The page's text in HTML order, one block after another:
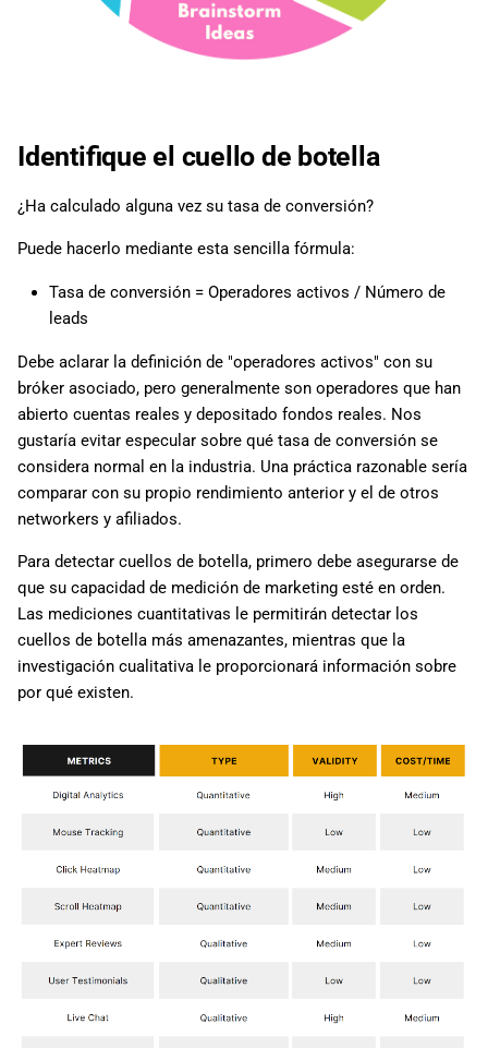
Identifique el cuello de botella
¿Ha calculado alguna vez su tasa de conversión?
Puede hacerlo mediante esta sencilla fórmula:
Tasa de conversión = Operadores activos / Número de
leads
Debe aclarar la definición de "operadores activos" con su
bróker asociado, pero generalmente son operadores que han
abierto cuentas reales y depositado fondos reales. Nos
gustaría evitar especular sobre qué tasa de conversión se
considera normal en la industria. Una práctica razonable sería
comparar con su propio rendimiento anterior y el de otros
networkers y afiliados.
Para detectar cuellos de botella, primero debe asegurarse de
que su capacidad de medición de marketing esté en orden.
Las mediciones cuantitativas le permitirán detectar los
cuellos de botella más amenazantes, mientras que la
investigación cualitativa le proporcionará información sobre
por qué existen.